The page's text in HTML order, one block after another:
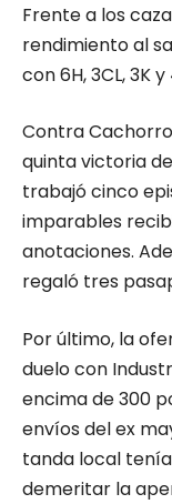
Frente a los
rendimiento al
con 6H, 3CL, 3K y
Contra
quinta victoria
trabajó cinco
imparables
anotaciones.
regaló tres
Por último, la
duelo con
encima de 300
envíos del ex
tanda local
demeritar la